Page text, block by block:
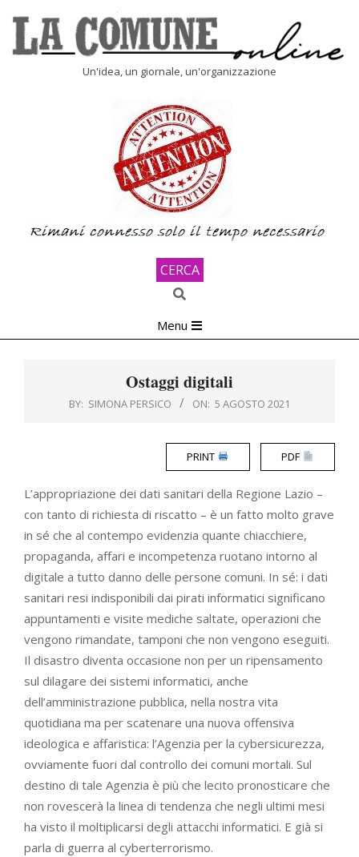
content
Un'idea, un giornale, un'organizzazione
CERCA
Search
Navigation
Menu
Ostaggi digitali
BY: SIMONA PERSICO ON: 5 AGOSTO 2021
PRINT PDF
L’appropriazione dei dati sanitari della Regione Lazio –
con tanto di richiesta di riscatto – è un fatto molto grave
in sé che al contempo evidenzia quante chiacchiere,
propaganda, affari e incompetenza ruotano intorno al
digitale a tutto danno delle persone comuni. In sé: i dati
sanitari resi indisponibili dai pirati informatici significano
appuntamenti e visite mediche saltate, operazioni che
vengono rimandate, tamponi che non vengono eseguiti.
Il disastro diventa occasione non per un ripensamento
sul dilagare dei sistemi informatici, anche
dell’amministrazione pubblica, nella nostra vita
quotidiana ma per scatenare una nuova offensiva
ideologica e affaristica: l’Agenzia per la cybersicurezza,
ovviamente fuori dal controllo dei comuni mortali. Sul
destino di tale Agenzia è più che lecito pronosticare che
non rovescerà la linea di tendenza che negli ultimi mesi
ha visto il moltiplicarsi degli attacchi informatici. E già si
parla di guerra al cyberterrorismo.